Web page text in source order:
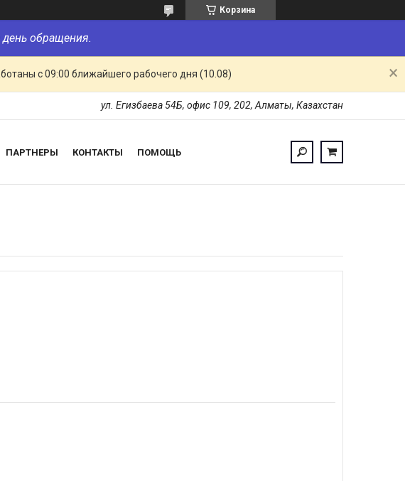
Корзина
день обращения.
с 09:00 ближайшего рабочего дня (10.08)
ул. Егизбаева 54Б, офис 109, 202, Алматы, Казахстан
ПАРТНЕРЫ КОНТАКТЫ ПОМОЩЬ